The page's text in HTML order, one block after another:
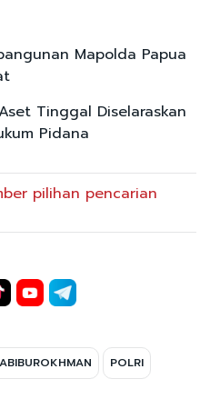
Mapolda Papua
Tinggal Diselaraskan
Pidana
pilihan pencarian
POLRI